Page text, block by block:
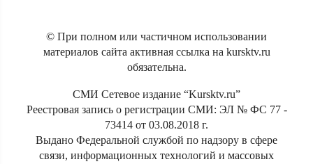
© При полном или частичном использовании
материалов сайта активная ссылка на kursktv.ru
обязательна.
СМИ Сетевое издание “Kursktv.ru”
Реестровая запись о регистрации СМИ: ЭЛ № ФС 77 -
73414 от 03.08.2018 г.
Выдано Федеральной службой по надзору в сфере
связи, информационных технологий и массовых